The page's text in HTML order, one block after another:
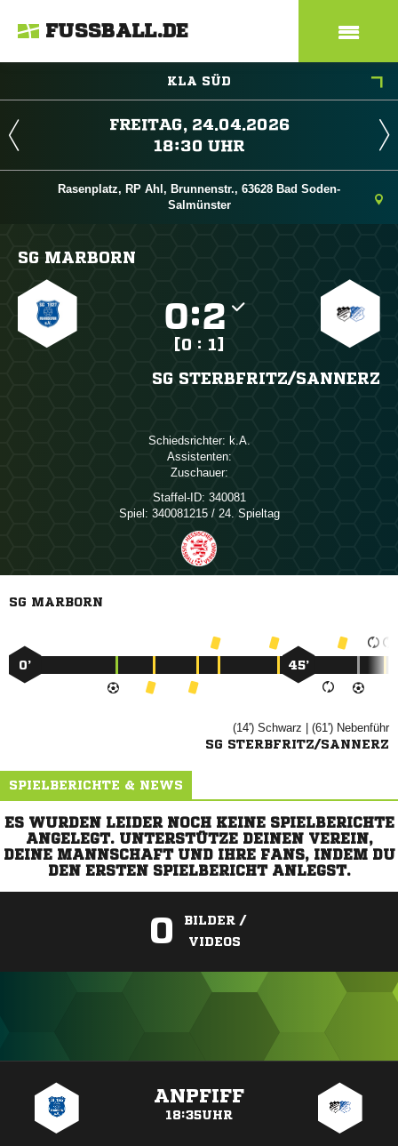
FUSSBALL.DE
KLA SÜD
 
 
Rasenplatz, RP Ahl, Brunnenstr., 63628 Bad Soden-
Salmünster
SG MARBORN
:
[0 : 1]
SG STERBFRITZ/​SANNERZ
Schiedsrichter: 
Assistenten:
Zuschauer:
Staffel-ID: 340081
Spiel: 340081215 / 24. Spieltag
SG MARBORN
0’ 45’
(14')  | (61') 
SG STERBFRITZ/SANNERZ
SPIELBERICHTE & NEWS
ES WURDEN LEIDER NOCH KEINE SPIELBERICHTE
ANGELEGT. UNTERSTÜTZE DEINEN VEREIN,
DEINE MANNSCHAFT UND IHRE FANS, INDEM DU
DEN ERSTEN SPIELBERICHT ANLEGST.
0
BILDER /
VIDEOS
ANPFIFF
18:35UHR